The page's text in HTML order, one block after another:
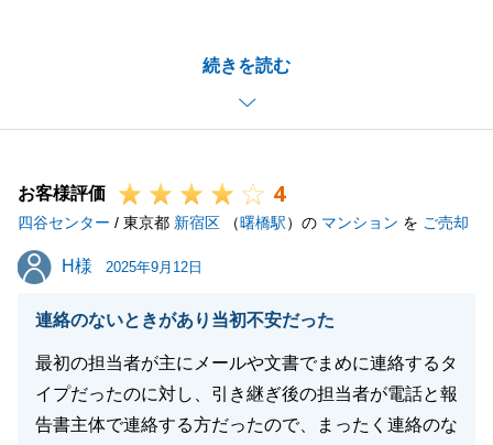
続きを読む
る不安を解消し、安心感を提供することが私たちの責
H様の安心につながったのであれば幸いです。
いつでもお気軽にご連絡ください。
お客様評価 4
四谷センター / 東京都 新宿区 （曙橋駅）の マンション を ご売却
H様
H様 2025年9月12日
連絡のないときがあり当初不安だった
最初の担当者が主にメールや文書でまめに連絡するタ
イプだったのに対し、引き継ぎ後の担当者が電話と報
告書主体で連絡する方だったので、まったく連絡のな